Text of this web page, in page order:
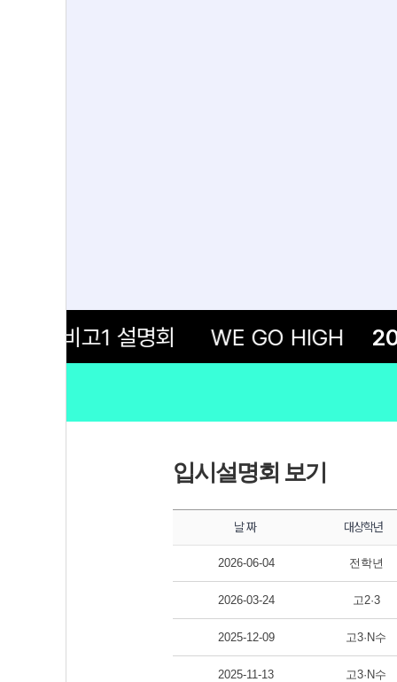
비고1 설명회 WE GO HIGH
입시설명회 보기
날 짜 대상학년
2026-06-04 전학년
2026-03-24 고2·3
2025-12-09 고3·N수
2025-11-13 고3·N수